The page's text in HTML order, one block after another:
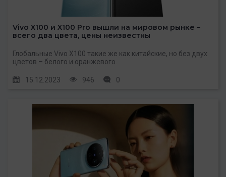
Vivo X100 и X100 Pro вышли на мировом рынке –
всего два цвета, цены неизвестны
Глобальные Vivo X100 такие же как китайские, но без двух
цветов – белого и оранжевого.
15.12.2023 946 0